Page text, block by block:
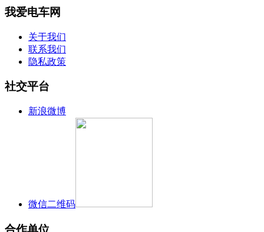
我爱电车网
关于我们
联系我们
隐私政策
社交平台
新浪微博
微信二维码
合作单位